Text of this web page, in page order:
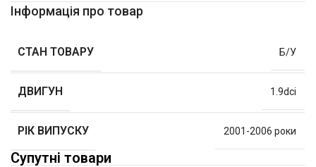
Інформація про товар
СТАН ТОВАРУ Б/У
ДВИГУН 1.9dci
РІК ВИПУСКУ 2001-2006 роки
Супутні товари